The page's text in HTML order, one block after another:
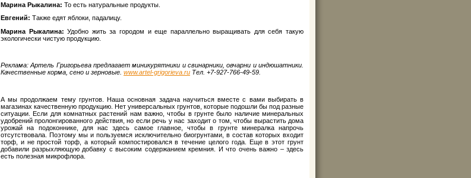
Марина Рыкалина: То есть натуральные продукты.
Евгений: Также едят яблоки, падалицу.
Марина Рыкалина:Удобно жить за городом и еще параллельно выращивать для себя такую
экологически чистую продукцию.
Реклама: Артель Григорьева предлагает миникурятники и свинарники, овчарни и индюшатники.
Качественные корма, сено и зерновые. www.artel-grigorieva.ru Тел. +7-927-766-49-59.
А мы продолжаем тему грунтов. Наша основная задача научиться вместе с вами выбирать в
магазинах качественную продукцию. Нет универсальных грунтов, которые подошли бы под разные
ситуации. Если для комнатных растений нам важно, чтобы в грунте было наличие минеральных
удобрений пролонгированного действия, но если речь у нас заходит о том, чтобы вырастить дома
урожай на подоконнике, для нас здесь самое главное, чтобы в грунте минералка напрочь
отсутствовала. Поэтому мы и пользуемся исключительно биогрунтами, в состав которых входит
торф, и не простой торф, а который компостировался в течение целого года. Еще в этот грунт
добавили разрыхляющую добавку с высоким содержанием кремния. И что очень важно – здесь
есть полезная микрофлора.